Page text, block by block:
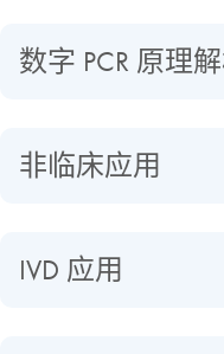
数字 PCR 原理
非临床应用
IVD 应用